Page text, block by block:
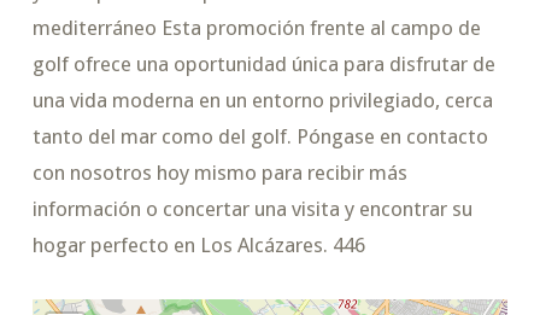
mediterráneo Esta promoción frente al campo de
golf ofrece una oportunidad única para disfrutar de
una vida moderna en un entorno privilegiado, cerca
tanto del mar como del golf. Póngase en contacto
con nosotros hoy mismo para recibir más
información o concertar una visita y encontrar su
hogar perfecto en Los Alcázares. 446